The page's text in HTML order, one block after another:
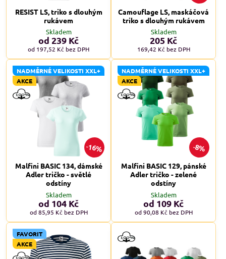
RESIST LS, triko s dlouhým
rukávem
Skladem
od 239 Kč
od 197,52 Kč bez DPH
Camouflage LS, maskáčová
triko s dlouhým rukávem
Skladem
205 Kč
169,42 Kč bez DPH
16%
NADMĚRNÉ VELIKOSTI XXL+
AKCE
Malfini BASIC 134, dámské
Adler tričko - světlé
odstíny
Skladem
od 104 Kč
od 85,95 Kč bez DPH
8%
NADMĚRNÉ VELIKOSTI XXL+
AKCE
Malfini BASIC 129, pánské
Adler tričko - zelené
odstíny
Skladem
od 109 Kč
od 90,08 Kč bez DPH
FAVORIT
AKCE